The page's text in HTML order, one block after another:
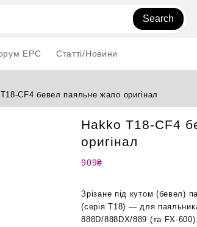
Search
EPC Статті/Новини
CF4 бевел паяльне жало оригінал
Hakko T18-CF4
оригінал
909₴
Зрізане під кутом (бевел)
(серія T18) — для
888D/888DX/889 (та FX-600).